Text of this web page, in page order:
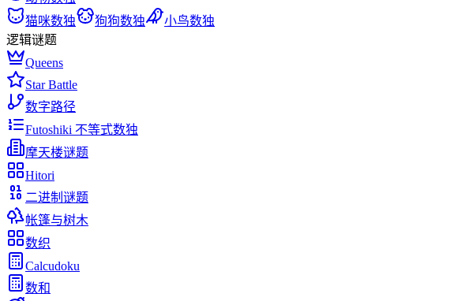
猫咪数独
狗狗数独
小鸟数独
逻辑谜题
Queens
Star Battle
数字路径
Futoshiki 不等式数独
摩天楼谜题
Hitori
二进制谜题
帐篷与树木
数织
Calcudoku
数和